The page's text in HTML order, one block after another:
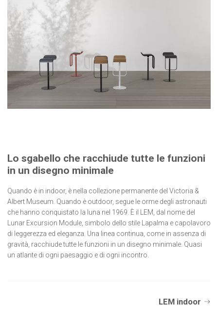
Lo sgabello che racchiude tutte le funzioni
in un disegno minimale
Quando è in indoor, è nella collezione permanente del Victoria &
Albert Museum. Quando è outdoor, segue le orme degli astronauti
che hanno conquistato la luna nel 1969. È il LEM, dal nome del
Lunar Excursion Module, simbolo dello stile Lapalma e capolavoro
di leggerezza ed eleganza. Una linea continua, come in assenza di
gravità, racchiude tutte le funzioni in un disegno minimale. Quasi
un atlante di ogni paesaggio e di ogni incontro.
LEM indoor